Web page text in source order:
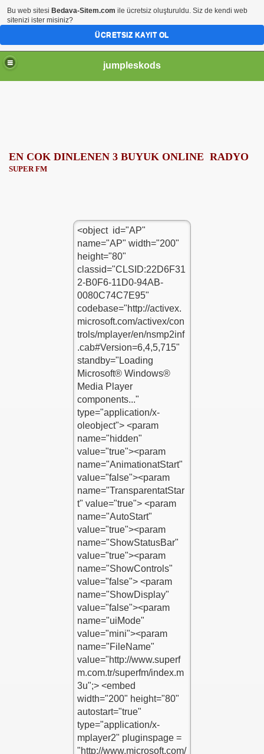
jumpleskods
EN COK DINLENEN 3 BUYUK ONLINE RADYO
SUPER FM
Bu web sitesi Bedava-Sitem.com ile ücretsiz oluşturuldu. Siz de kendi web
sitenizi ister misiniz?
ÜCRETSIZ KAYIT OL